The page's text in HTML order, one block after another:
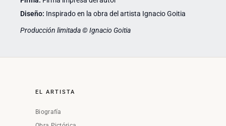
Diseño: Inspirado en la obra del artista Ignacio Goitia
Producción limitada © Ignacio Goitia
EL ARTISTA
Biografía